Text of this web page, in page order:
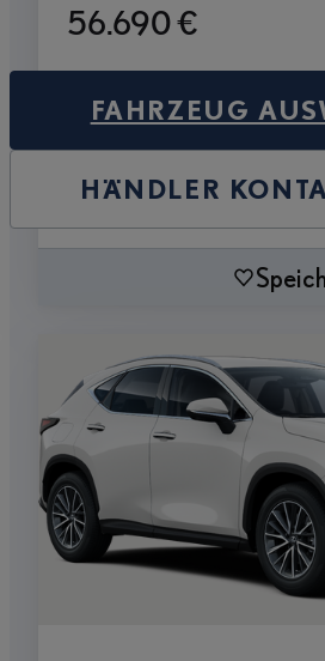
56.690 €
FAHRZEUG
HÄNDLER